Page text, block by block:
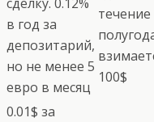
в год за
депозитарий,
но не менее 5
евро в месяц
течение
100$
0.01$ за